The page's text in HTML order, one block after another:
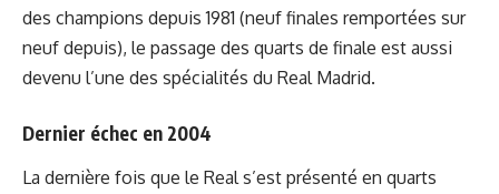
des champions depuis 1981 (neuf finales remportées sur
neuf depuis), le passage des quarts de finale est aussi
devenu l’une des spécialités du Real Madrid.
Dernier échec en 2004
La dernière fois que le Real s’est présenté en quarts